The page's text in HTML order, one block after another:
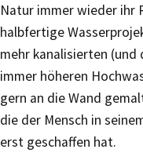
Natur immer wieder ihr
halbfertige
mehr kanalisierten (und
immer höheren
gern an die Wand
die der Mensch in
erst geschaffen hat.